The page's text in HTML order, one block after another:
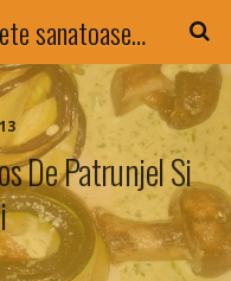
Ce mai mancam? - Retete sanatoase si nu numai !
De Patrunjel Si